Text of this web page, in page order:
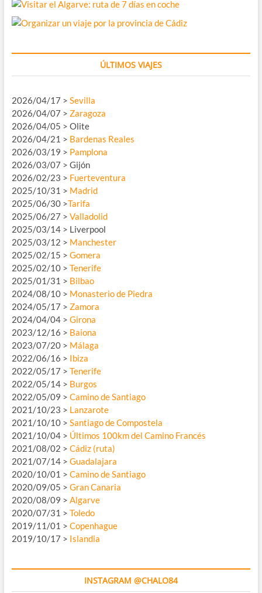
ÚLTIMOS VIAJES
2026/04/17 > Sevilla
2026/04/07 > Zaragoza
2026/04/05 > Olite
2026/04/21 > Bardenas Reales
2026/03/19 > Pamplona
2026/03/07 > Gijón
2026/02/23 > Fuerteventura
2025/10/31 > Madrid
2025/06/30 >Tarifa
2025/06/27 > Valladolid
2025/03/14 > Liverpool
2025/03/12 > Manchester
2025/02/15 > Gomera
2025/02/10 > Tenerife
2025/01/31 > Bilbao
2024/08/10 > Monasterio de Piedra
2024/05/17 > Zamora
2024/04/04 > Girona
2023/12/16 > Baiona
2023/07/20 > Málaga
2022/06/16 > Ibiza
2022/05/17 > Tenerife
2022/05/14 > Burgos
2022/05/09 > Camino de Santiago
2021/10/23 > Lanzarote
2021/10/10 > Santiago de Compostela
2021/10/04 > Últimos 100km del Camino Francés
2021/08/02 > Cádiz (ruta)
2021/07/14 > Guadalajara
2020/10/01 > Camino de Santiago
2020/09/05 > Gran Canaria
2020/08/09 > Algarve
2020/07/31 > Toledo
2019/11/01 > Copenhague
2019/10/17 > Islandia
INSTAGRAM @CHALO84